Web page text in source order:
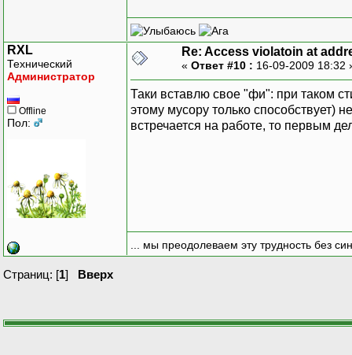
RXL
Технический
Администратор
Offline
Пол:
Re: Access violatoin at
« Ответ #10 : 16-09-2009 18:32
Таки вставлю свое "фи": при таком
этому мусору только способствует)
встречается на работе, то первым
... мы преодолеваем эту трудность без
Страниц: [1] Вверх